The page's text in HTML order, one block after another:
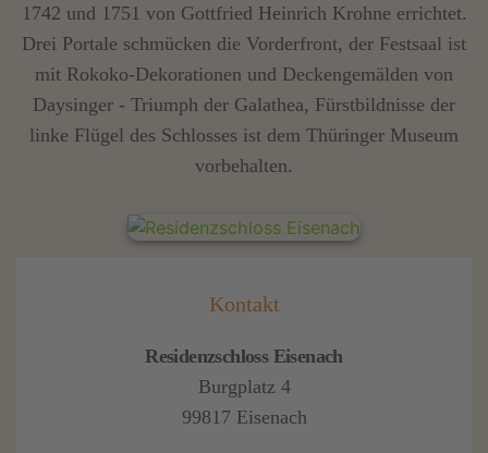
1742 und 1751 von Gottfried Heinrich Krohne errichtet.
Drei Portale schmücken die Vorderfront, der Festsaal ist
mit Rokoko-Dekorationen und Deckengemälden von
Daysinger - Triumph der Galathea, Fürstbildnisse der
linke Flügel des Schlosses ist dem Thüringer Museum
vorbehalten.
Kontakt
Residenzschloss Eisenach
Burgplatz 4
99817 Eisenach